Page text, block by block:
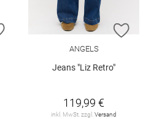
ZUR WUNSCHLISTE HINZUFÜGEN
ZUR
ANGELS
Jeans "Liz Retro"
119,99 €
inkl. MwSt. zzgl.Versand